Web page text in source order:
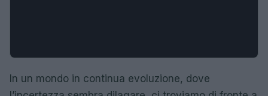
In un mondo in continua evoluzione, dove